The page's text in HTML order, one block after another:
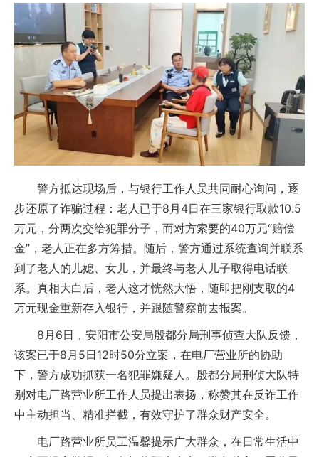
警方抵达现场后，与银行工作人员共同耐心询问，逐
步还原了诈骗过程：老人已于8月4日在三家银行取款10.5
万元，分两次交给犯罪分子，而对方索要的40万元“赔偿
金”，老人正在多方筹措。随后，警方通过系统查询并联系
到了老人的儿媳、女儿，并最终与老人儿子取得电话联
系。真相大白后，老人这才恍然大悟，随即把刚支取的4
万元现金重新存入银行，并跟随警察前去报案。
8月6日，安阳市公安局殷都分局刑事侦查大队反馈，
该案已于8月5日12时50分立案，在电厂营业所的协助
下，警方成功抓获一名犯罪嫌疑人。殷都分局刑侦大队特
别对电厂路营业所工作人员提出表扬，称赞其在反诈工作
中主动担当、精准拦截，有效守护了群众财产安全。
电厂路营业所员工温馨提示广大群众，在日常生活中